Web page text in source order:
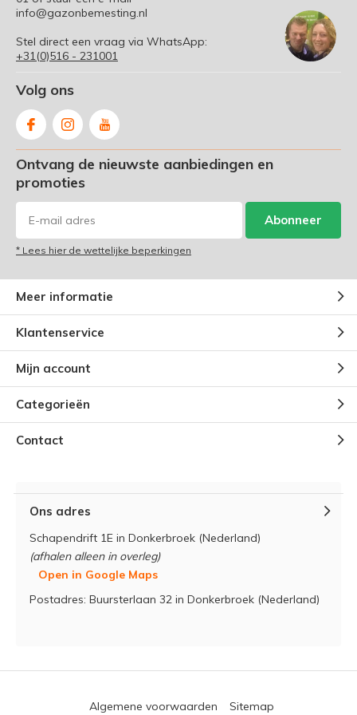
info@gazonbemesting.nl
Stel direct een vraag via WhatsApp:
+31(0)516 - 231001
Volg ons
Ontvang de nieuwste aanbiedingen en
promoties
Abonneer
* Lees hier de wettelijke beperkingen
Meer informatie
Klantenservice
Mijn account
Categorieën
Contact
Ons adres
Schapendrift 1E in Donkerbroek (Nederland)
(afhalen alleen in overleg)
Open in Google Maps
Postadres: Buursterlaan 32 in Donkerbroek (Nederland)
Algemene voorwaarden Sitemap